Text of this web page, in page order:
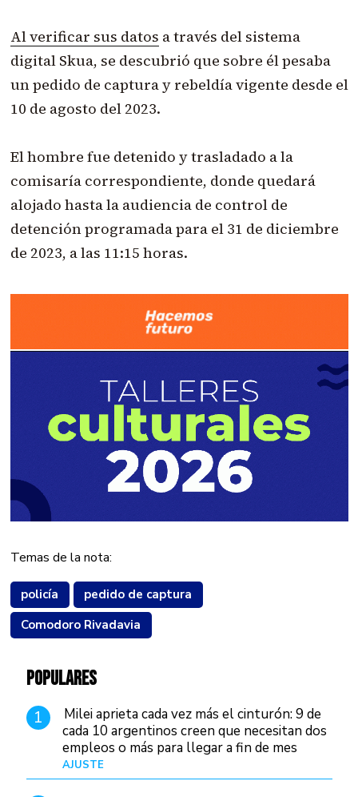
Al verificar sus datos a través del sistema
digital Skua, se descubrió que sobre él pesaba
un pedido de captura y rebeldía vigente desde el
10 de agosto del 2023.
El hombre fue detenido ytrasladado a la
comisaríacorrespondiente, donde quedará
alojado hasta la audiencia de control de
detención programada para el 31 de diciembre
de 2023, a las 11:15 horas.
Temas de la nota:
policía
pedido de captura
Comodoro Rivadavia
POPULARES
1
Milei aprieta cada vez más el cinturón: 9 de
cada 10 argentinos creen que necesitan dos
empleos o más para llegar a fin de mes
AJUSTE